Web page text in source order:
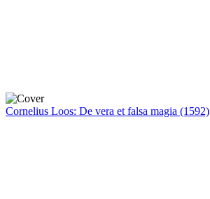
Cornelius Loos: De vera et falsa magia (1592)